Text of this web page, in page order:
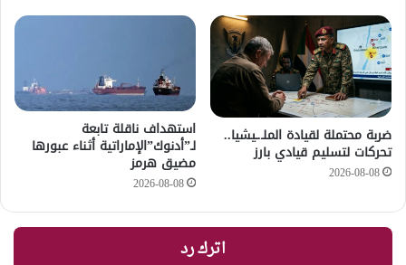
ضربة محتملة لقيادة الملـ.ـيشيا..
تحركات لتسليم قيادي بارز
2026-08-08
استهداف ناقلة تابعة
لـ”أدنوك”الإماراتية أثناء عبورها
مضيق هرمز
2026-08-08
اترك رد